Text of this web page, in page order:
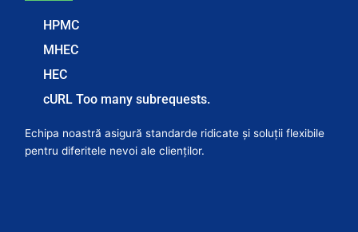
HPMC
MHEC
HEC
cURL Too many subrequests.
Echipa noastră asigură standarde ridicate și soluții flexibile
pentru diferitele nevoi ale clienților.